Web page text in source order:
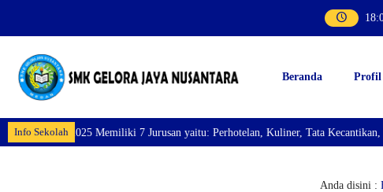
18:
Beranda Profil
Info Sekolah
Perhotelan, Kuliner, Tata Kecantikan, Tata Busana, Teknik Komputer dan
Anda disini :